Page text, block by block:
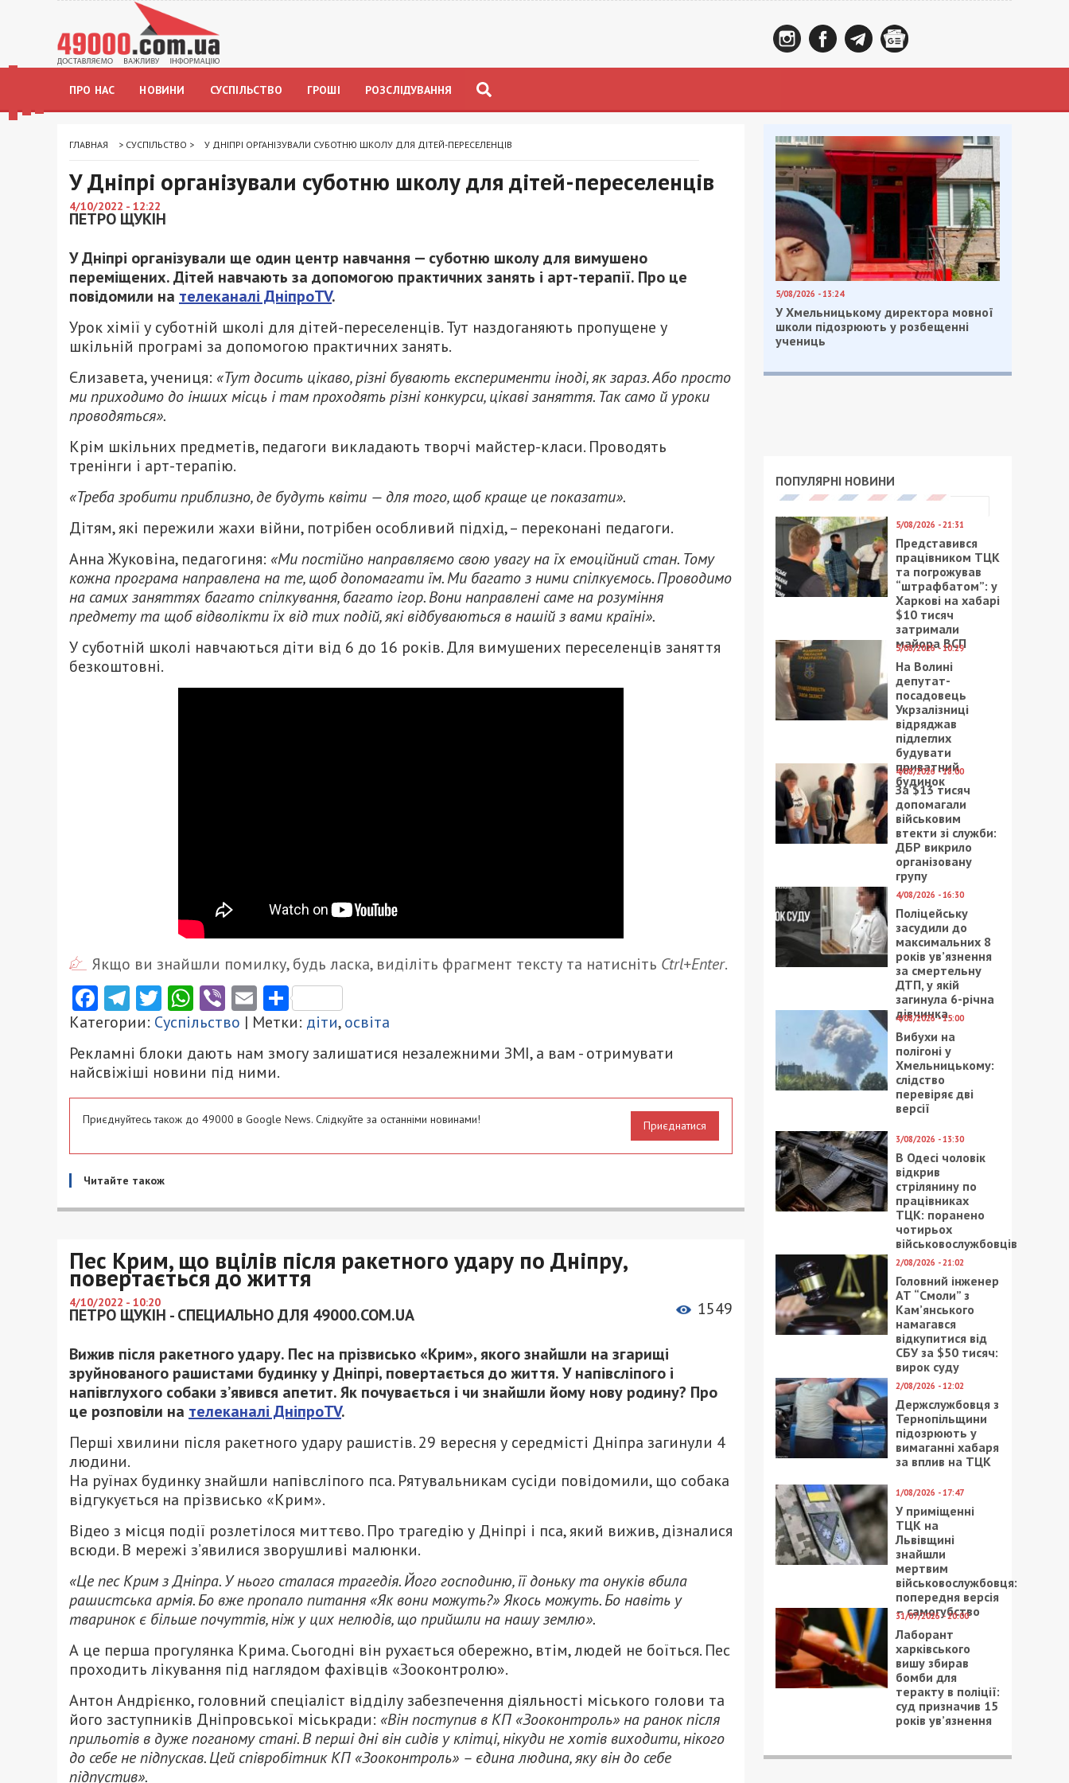
ПРО НАС НОВИНИ СУСПІЛЬСТВО ГРОШІ РОЗСЛІДУВАННЯ
ГЛАВНАЯ > СУСПІЛЬСТВО > У ДНІПРІ ОРГАНІЗУВАЛИ СУБОТНЮ ШКОЛУ ДЛЯ ДІТЕЙ-ПЕРЕСЕЛЕНЦІВ
У Дніпрі організували суботню школу для дітей-переселенців
4/10/2022 - 12:22
ПЕТРО ЩУКІН
У Дніпрі організували ще один центр навчання — суботню школу для вимушено
переміщених. Дітей навчають за допомогою практичних занять і арт-терапії. Про це
повідомили на телеканалі ДніпроTV.
Урок хімії у суботній школі для дітей-переселенців. Тут наздоганяють пропущене у
шкільній програмі за допомогою практичних занять.
Єлизавета, учениця: «Тут досить цікаво, різні бувають експерименти іноді, як зараз. Або просто
ми приходимо до інших місць і там проходять різні конкурси, цікаві заняття. Так само й уроки
проводяться».
Крім шкільних предметів, педагоги викладають творчі майстер-класи. Проводять
тренінги і арт-терапію.
«Треба зробити приблизно, де будуть квіти — для того, щоб краще це показати».
Дітям, які пережили жахи війни, потрібен особливий підхід, – переконані педагоги.
Анна Жуковіна, педагогиня: «Ми постійно направляємо свою увагу на їх емоційний стан. Тому
кожна програма направлена на те, щоб допомагати їм. Ми багато з ними спілкуємось. Проводимо
на самих заняттях багато спілкування, багато ігор. Вони направлені саме на розуміння
предмету та щоб відволікти їх від тих подій, які відбуваються в нашій з вами країні».
У суботній школі навчаються діти від 6 до 16 років. Для вимушених переселенців заняття
безкоштовні.
Якщо ви знайшли помилку, будь ласка, виділіть фрагмент тексту та натисніть Ctrl+Enter.
Facebook
Telegram
Twitter
WhatsApp
ViberEmailПоділитися
Категории: Суспільство | Метки: діти,освіта
Рекламні блоки дають нам змогу залишатися незалежними ЗМІ, а вам - отримувати
найсвіжіші новини під ними.
Приєднуйтесь також до 49000 в Google News. Слідкуйте за останніми новинами! Приєднатися
Читайте також
Пес Крим, що вцілів після ракетного удару по Дніпру,
повертається до життя
4/10/2022 - 10:20
ПЕТРО ЩУКІН - СПЕЦИАЛЬНО ДЛЯ 49000.COM.UA 1549
Вижив після ракетного удару. Пес на прізвисько «Крим», якого знайшли на згарищі
зруйнованого рашистами будинку у Дніпрі, повертається до життя. У напівсліпого і
напівглухого собаки з’явився апетит. Як почувається і чи знайшли йому нову родину? Про
це розповіли на телеканалі ДніпроTV.
Перші хвилини після ракетного удару рашистів. 29 вересня у середмісті Дніпра загинули 4
людини.
На руїнах будинку знайшли напівсліпого пса. Рятувальникам сусіди повідомили, що собака
відгукується на прізвисько «Крим».
Відео з місця події розлетілося миттєво. Про трагедію у Дніпрі і пса, який вижив, дізналися
всюди. В мережі з’явилися зворушливі малюнки.
«Це пес Крим з Дніпра. У нього сталася трагедія. Його господиню, її доньку та онуків вбила
рашистська армія.Бо вже пропало питання «Як вони можуть?»Якось можуть. Бо навіть у
тваринок є більше почуттів, ніж у цих нелюдів, що прийшли на нашу землю».
А це перша прогулянка Крима. Сьогодні він рухається обережно, втім, людей не боїться. Пес
проходить лікування під наглядом фахівців «Зооконтролю».
Антон Андрієнко, головний спеціаліст відділу забезпечення діяльності міського голови та
його заступників Дніпровської міськради: «Він поступив в КП «Зооконтроль» на ранок після
прильотів в дуже поганому стані. В перші дні він сидів у клітці, нікуди не хотів виходити, нікого
до себе не підпускав. Цей співробітник КП «Зооконтроль» – єдина людина, яку він до себе
підпустив».
5/08/2026 - 13:24
У Хмельницькому директора мовної
школи підозрюють у розбещенні
учениць
ПОПУЛЯРНІ НОВИНИ
5/08/2026 - 21:31
Представився
працівником ТЦК
та погрожував
“штрафбатом”: у
Харкові на хабарі
$10 тисяч
затримали
майора ВСП
5/08/2026 - 10:29
На Волині
депутат-
посадовець
Укрзалізниці
відряджав
підлеглих
будувати
приватний
будинок
4/08/2026 - 18:00
За $13 тисяч
допомагали
військовим
втекти зі служби:
ДБР викрило
організовану
групу
4/08/2026 - 16:30
Поліцейську
засудили до
максимальних 8
років ув’язнення
за смертельну
ДТП, у якій
загинула 6-річна
дівчинка
4/08/2026 - 15:00
Вибухи на
полігоні у
Хмельницькому:
слідство
перевіряє дві
версії
3/08/2026 - 13:30
В Одесі чоловік
відкрив
стрілянину по
працівниках
ТЦК: поранено
чотирьох
військовослужбовців
2/08/2026 - 21:02
Головний інженер
АТ “Смоли” з
Кам’янського
намагався
відкупитися від
СБУ за $50 тисяч:
вирок суду
2/08/2026 - 12:02
Держслужбовця з
Тернопільщини
підозрюють у
вимаганні хабаря
за вплив на ТЦК
1/08/2026 - 17:47
У приміщенні
ТЦК на
Львівщині
знайшли
мертвим
військовослужбовця:
попередня версія
– самогубство
31/07/2026 - 20:00
Лаборант
харківського
вишу збирав
бомби для
теракту в поліції:
суд призначив 15
років ув’язнення